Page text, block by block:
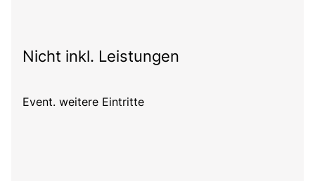
Nicht inkl. Leistungen
Event. weitere Eintritte